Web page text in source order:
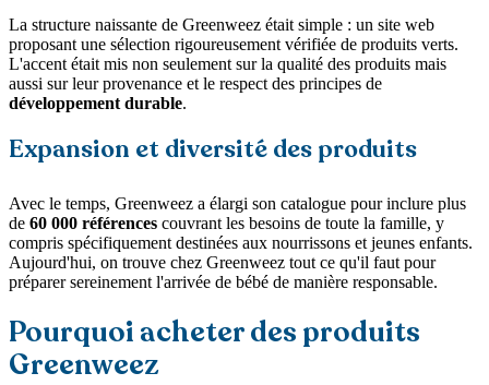
La structure naissante de Greenweez était simple : un site web
proposant une sélection rigoureusement vérifiée de produits verts.
L'accent était mis non seulement sur la qualité des produits mais
aussi sur leur provenance et le respect des principes de
développement durable.
Expansion et diversité des produits
Avec le temps, Greenweez a élargi son catalogue pour inclure plus
de 60 000 références couvrant les besoins de toute la famille, y
compris spécifiquement destinées aux nourrissons et jeunes enfants.
Aujourd'hui, on trouve chez Greenweez tout ce qu'il faut pour
préparer sereinement l'arrivée de bébé de manière responsable.
Pourquoi acheter des produits
Greenweez